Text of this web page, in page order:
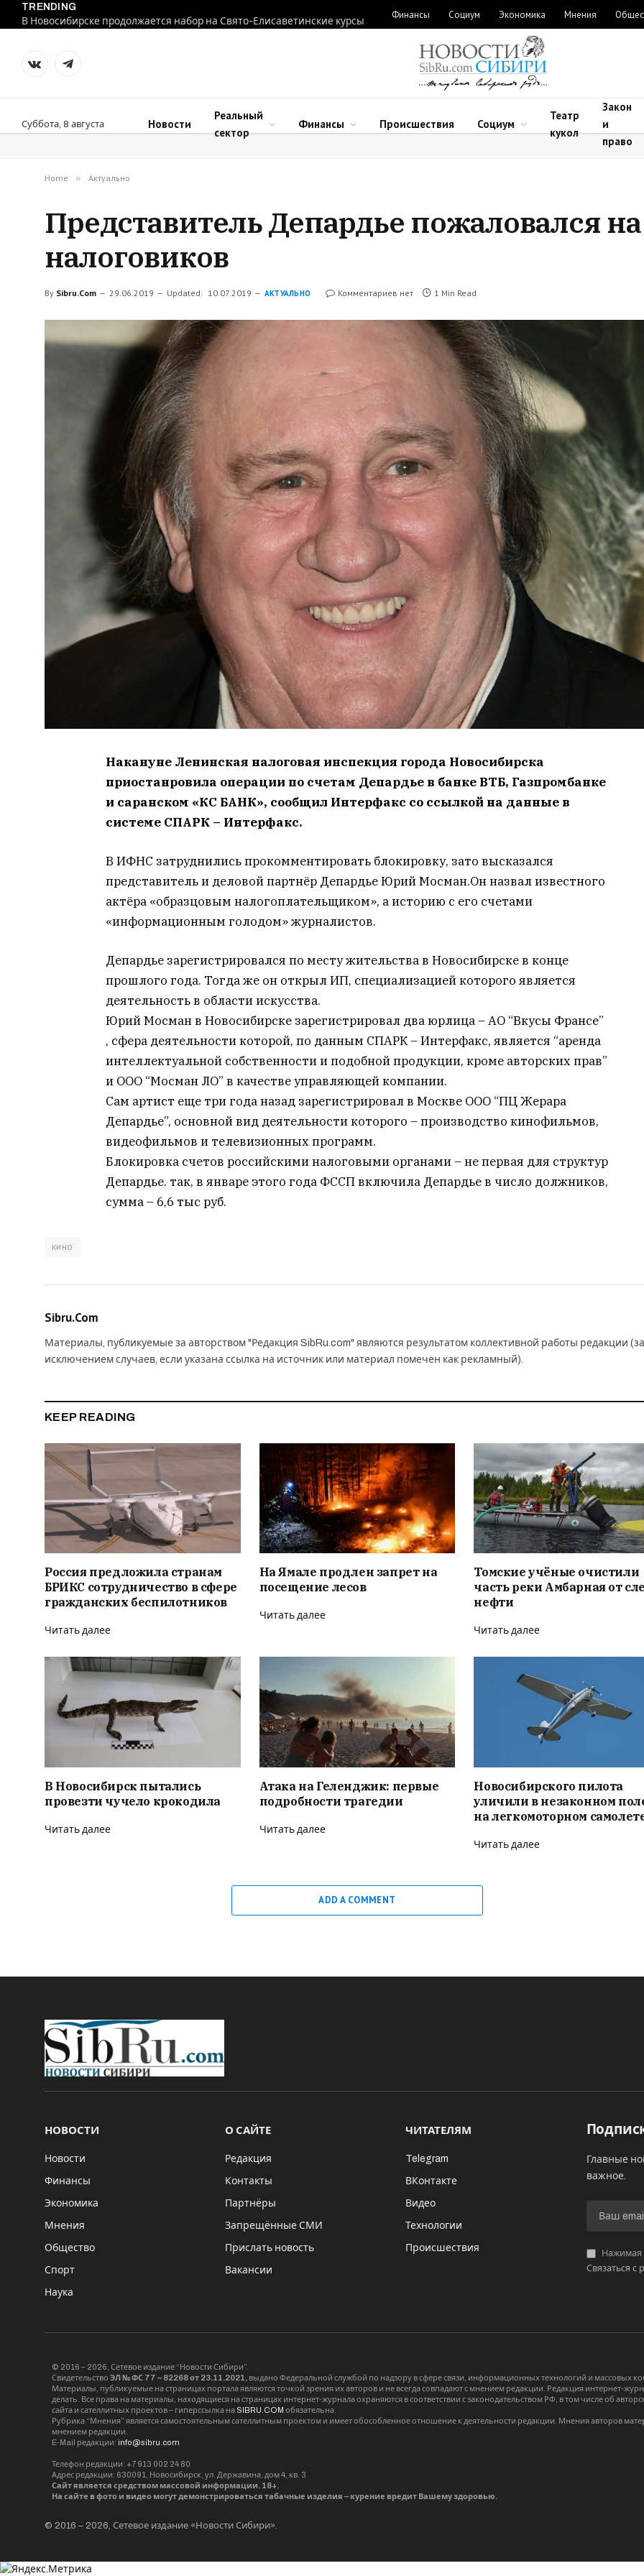
TRENDING
В Новосибирске продолжается набор на Свято-Елисаветинские курсы
Финансы Социум Экономика Мнения
VKontakteTelegram
Суббота, 8 августа Новости
Реальный
сектор
Финансы Происшествия Социум
Театр
кукол
Закон
и
право
Home » Актуально
Представитель Депардье пожаловался
налоговиков
By Sibru.Com 29.06.2019 Updated: 10.07.2019 АКТУАЛЬНО Комментариев нет 1 Min Read
Накануне Ленинская налоговая инспекция города Новосибирска
приостанровила операции по счетам Депардье в банке ВТБ, Газпромбанке
и саранском «КС БАНК», сообщил Интерфакс со ссылкой на данные в
системе СПАРК – Интерфакс.
В ИФНС затруднились прокомментировать блокировку, зато высказался
представитель и деловой партнёр Депардье Юрий Мосман.Он назвал известного
актёра «образцовым налогоплательщиком», а историю с его счетами
«информационным голодом» журналистов.
Депардье зарегистрировался по месту жительства в Новосибирске в конце
прошлого года. Тогда же он открыл ИП, специализацией которого является
деятельность в области искусства.
Юрий Мосман в Новосибирске зарегистрировал два юрлица – АО “Вкусы Франсе”
, сфера деятельности которой, по данным СПАРК – Интерфакс, является “аренда
интеллектуальной собственности и подобной продукции, кроме авторских прав”
и ООО “Мосман ЛО” в качестве управляющей компании.
Сам артист еще три года назад зарегистрировал в Москве ООО “ПЦ Жерара
Депардье”, основной вид деятельности которого – производство кинофильмов,
видеофильмов и телевизионных программ.
Блокировка счетов российскими налоговыми органами – не первая для структур
Депардье. так, в январе этого года ФССП включила Депардье в число должников,
сумма – 6,6 тыс руб.
кино
Sibru.Com
Материалы, публикуемые за авторством "Редакция SibRu.com" являются результатом коллективной работы редакции (за
исключением случаев, если указана ссылка на источник или материал помечен как рекламный).
KEEP READING
Россия предложила странам
БРИКС сотрудничество в сфере
гражданских беспилотников
Читать далее
На Ямале продлен запрет на
посещение лесов
Читать далее
Томские учёные очистили
часть реки Амбарная от
нефти
Читать далее
В Новосибирск пытались
провезти чучело крокодила
Читать далее
Атака на Геленджик: первые
подробности трагедии
Читать далее
Новосибирского пилота
уличили в незаконном
на легкомоторном
Читать далее
ADD A COMMENT
НОВОСТИ
Новости
Финансы
Экономика
Мнения
Общество
Спорт
Наука
О САЙТЕ
Редакция
Контакты
Партнёры
Запрещённые СМИ
Прислать новость
Вакансии
ЧИТАТЕЛЯМ
Telegram
ВКонтакте
Видео
Технологии
Происшествия
Главные
важное.
Нажимая
Связаться с
© 2016 – 2026, Сетевое издание “Новости Сибири”.
Свидетельство ЭЛ № ФС 77 – 82268 от 23.11.2021, выдано Федеральной службой по надзору в сфере связи, информационных технологий и массовых
Материалы, публикуемые на страницах портала являются точкой зрения их авторов и не всегда совпадают с мнением редакции. Редакция интернет-
делать. Все права на материалы, находящиеся на страницах интернет-журнала охраняются в соответствии с законодательством РФ, в том числе об
сайта и сателлитных проектов – гиперссылка на SIBRU.COM обязательна.
Рубрика “Мнения” является самостоятельным сателлитным проектом и имеет обособленное отношение к деятельности редакции. Мнения авторов
мнением редакции.
E-Mail редакции: info@sibru.com
Телефон редакции: +7 913 002 24 80
Адрес редакции: 630091, Новосибирск, ул. Державина, дом 4, кв. 3
Сайт является средством массовой информации. 18+.
На сайте в фото и видео могут демонстрироваться табачные изделия – курение вредит Вашему здоровью.
© 2016 – 2026, Сетевое издание «Новости Сибири».